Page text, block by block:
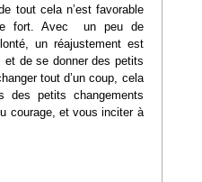
tout cela n’est favorable
fort. Avec un peu de
un réajustement est
et de se donner des petits
tout d’un coup, cela
des petits changements
courage, et vous inciter à